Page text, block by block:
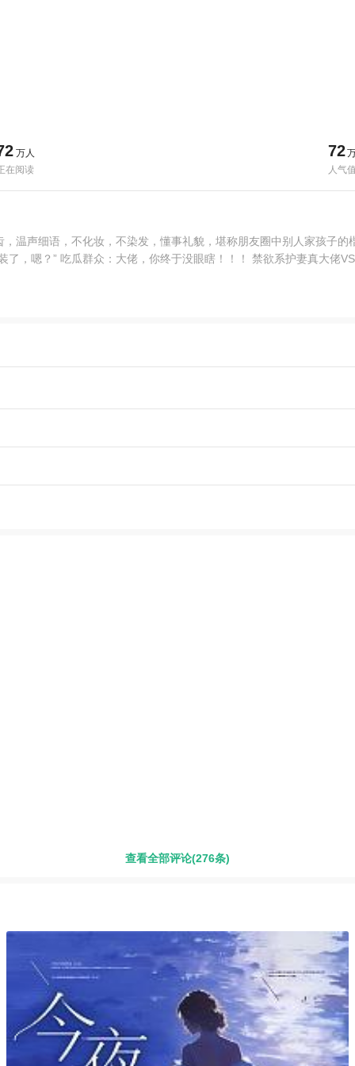
万人
在阅读
72
人气
温声细语，不化妆，不染发，懂事礼貌，堪称朋友圈中别人家孩子
，嗯？” 吃瓜群众：大佬，你终于没眼瞎！！！ 禁欲系护妻真大佬
查看全部评论(276条)